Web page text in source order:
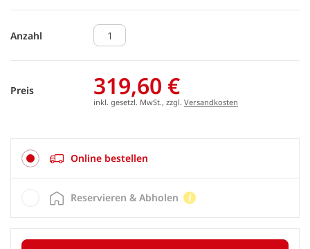
Anzahl
Preis 319,60 €
inkl. gesetzl. MwSt., zzgl. Versandkosten
Online bestellen
Reservieren & Abholen